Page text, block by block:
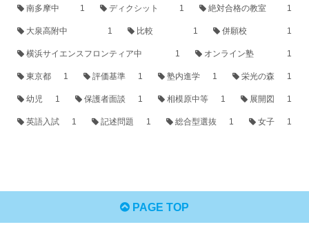
南多摩中 1 ディクシット 1 絶対合格の教室 1
大泉高附中 1 比較 1 併願校 1
横浜サイエンスフロンティア中 1 オンライン塾 1
東京都 1 評価基準 1 塾内進学 1 栄光の森 1
幼児 1 保護者面談 1 相模原中等 1 展開図 1
英語入試 1 記述問題 1 総合型選抜 1 女子 1
PAGE TOP